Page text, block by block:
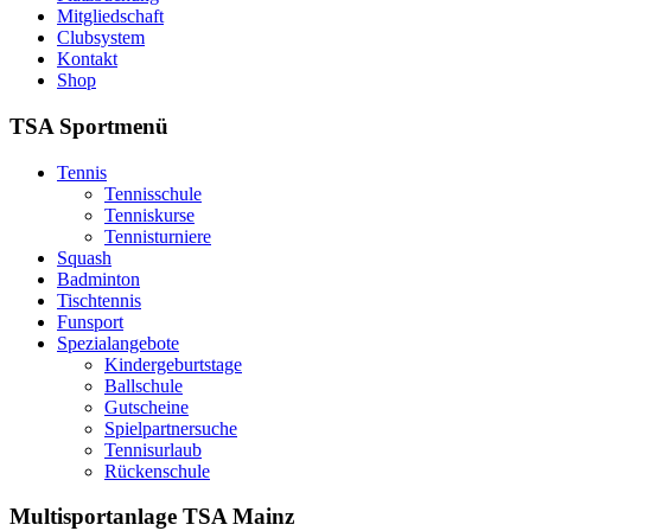
Mitgliedschaft
Clubsystem
Kontakt
Shop
TSA Sportmenü
Tennis
Tennisschule
Tenniskurse
Tennisturniere
Squash
Badminton
Tischtennis
Funsport
Spezialangebote
Kindergeburtstage
Ballschule
Gutscheine
Spielpartnersuche
Tennisurlaub
Rückenschule
Multisportanlage TSA Mainz